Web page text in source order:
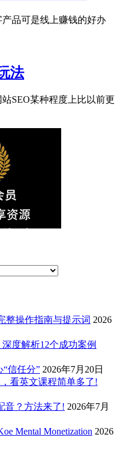
品可是线上赚钱的好办
法
SEO某种程度上比以前更
整操作指南与提示词 2026
度解析12个成功案例
“信任分” 2026年7月20日
看英文课程简单多了!
音？方法来了! 2026年7月
Mental Monetization 2026